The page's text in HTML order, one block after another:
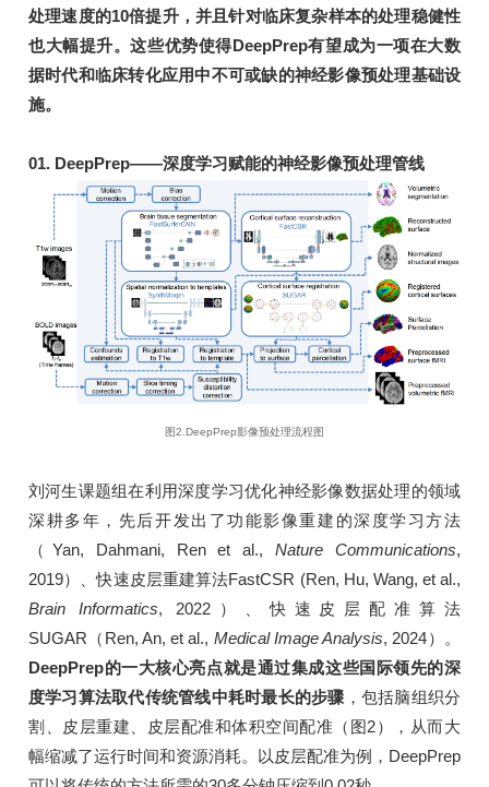
处理速度的10倍提升，并且针对临床复杂样本的处理稳健性
也大幅提升。这些优势使得DeepPrep有望成为一项在大数
据时代和临床转化应用中不可或缺的神经影像预处理基础设
施。
01. DeepPrep——深度学习赋能的神经影像预处理管线
图2.DeepPrep影像预处理流程图
刘河生课题组在利用深度学习优化神经影像数据处理的领域
深耕多年，先后开发出了功能影像重建的深度学习方法
（Yan, Dahmani, Ren et al.,Nature Communications,
2019）、快速皮层重建算法FastCSR (Ren, Hu, Wang, et al.,
Brain Informatics, 2022）、快速皮层配准算法
SUGAR（Ren, An, et al., Medical Image Analysis, 2024）。
DeepPrep的一大核心亮点就是通过集成这些国际领先的深
度学习算法取代传统管线中耗时最长的步骤 ，包括脑组织分
割、皮层重建、皮层配准和体积空间配准（图2），从而大
幅缩减了运行时间和资源消耗。以皮层配准为例，DeepPrep